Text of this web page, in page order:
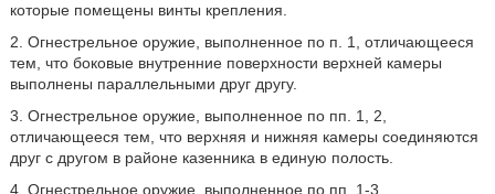
которые помещены винты крепления.
2. Огнестрельное оружие, выполненное по п. 1, отличающееся
тем, что боковые внутренние поверхности верхней камеры
выполнены параллельными друг другу.
3. Огнестрельное оружие, выполненное по пп. 1, 2,
отличающееся тем, что верхняя и нижняя камеры соединяются
друг с другом в районе казенника в единую полость.
4. Огнестрельное оружие, выполненное по пп. 1-3,